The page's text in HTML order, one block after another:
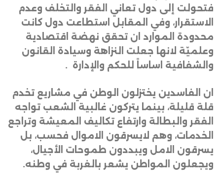
فتحولت إلى دول تعاني الفقر والتخلف وعدم
الاستقرار، وفي المقابل استطاعت دول كانت
محدودة الموارد ان تحقق نهضة اقتصادية
وعلميّة لانها جعلت النزاهة وسيادة القانون
والشفافية اساساً للحكم والإدارة .
ان الفاسدين يختزلون الوطن في مشاريع تخدم
قلة قليلة، بينما يتركون غالبية الشعب تواجه
الفقر والبطالة وارتفاع تكاليف المعيشة وتراجع
الخدمات، وهم لايسرقون الاموال فحسب، بل
يسرقون الامل ويبددون طموحات الأجيال،
ويجعلون المواطن يشعر بالغربة في وطنه.